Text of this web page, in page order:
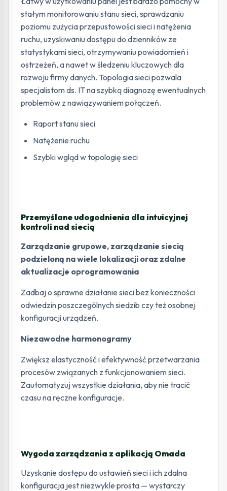
stałym monitorowaniu stanu sieci, sprawdzaniu
poziomu zużycia przepustowości sieci i natężenia
ruchu, uzyskiwaniu dostępu do dzienników ze
statystykami sieci, otrzymywaniu powiadomień i
ostrzeżeń, a nawet w śledzeniu kluczowych dla
rozwoju firmy danych. Topologia sieci pozwala
specjalistom ds. IT na szybką diagnozę ewentualnych
problemów z nawiązywaniem połączeń.
Raport stanu sieci
Natężenie ruchu
Szybki wgląd w topologię sieci
Przemyślane udogodnienia dla intuicyjnej
kontroli nad siecią
Zarządzanie grupowe, zarządzanie siecią
podzieloną na wiele lokalizacji oraz zdalne
aktualizacje oprogramowania
Zadbaj o sprawne działanie sieci bez konieczności
odwiedzin poszczególnych siedzib czy też osobnej
konfiguracji urządzeń.
Niezawodne harmonogramy
Zwiększ elastyczność i efektywność przetwarzania
procesów związanych z funkcjonowaniem sieci.
Zautomatyzuj wszystkie działania, aby nie tracić
czasu na ręczne konfiguracje.
Wygoda zarządzania z aplikacją Omada
Uzyskanie dostępu do ustawień sieci i ich zdalna
konfiguracja jest niezwykle prosta — wystarczy